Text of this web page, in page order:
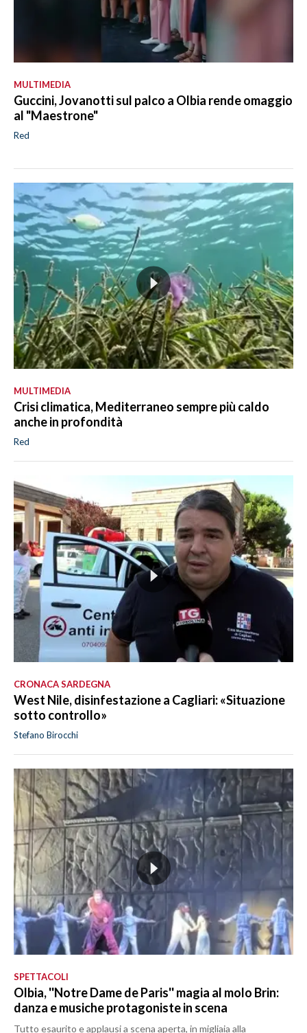
MULTIMEDIA
Guccini, Jovanotti sul palco a Olbia rende omaggio
al "Maestrone"
Red
MULTIMEDIA
Crisi climatica, Mediterraneo sempre più caldo
anche in profondità
Red
CRONACA SARDEGNA
West Nile, disinfestazione a Cagliari: «Situazione
sotto controllo»
Stefano Birocchi
SPETTACOLI
Olbia, ''Notre Dame de Paris'' magia al molo Brin:
danza e musiche protagoniste in scena
Tutto esaurito e applausi a scena aperta, in migliaia alla